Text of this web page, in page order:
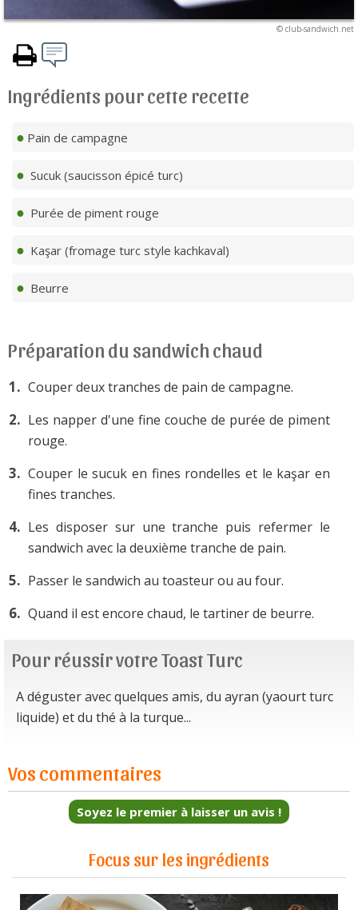
© club-sandwich.net
Ingrédients pour cette recette
Pain de campagne
Sucuk (saucisson épicé turc)
Purée de piment rouge
Kaşar (fromage turc style kachkaval)
Beurre
Préparation du sandwich chaud
Couper deux tranches de pain de campagne.
Les napper d'une fine couche de purée de piment
rouge.
Couper le sucuk en fines rondelles et le kaşar en
fines tranches.
Les disposer sur une tranche puis refermer le
sandwich avec la deuxième tranche de pain.
Passer le sandwich au toasteur ou au four.
Quand il est encore chaud, le tartiner de beurre.
Pour réussir votre Toast Turc
A déguster avec quelques amis, du ayran (yaourt turc
liquide) et du thé à la turque...
Vos commentaires
Soyez le premier à laisser un avis !
Focus sur les ingrédients